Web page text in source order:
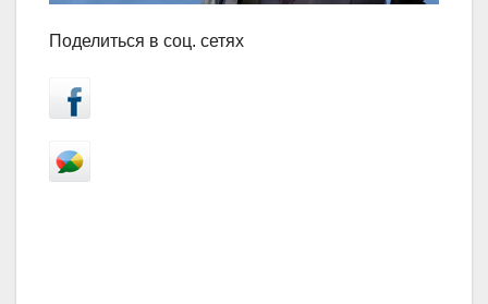
Поделиться в соц. сетях